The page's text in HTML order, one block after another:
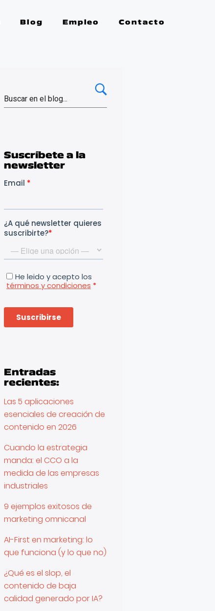
Blog Empleo Contacto
Suscríbete a la
newsletter
Entradas
recientes:
Las 5 aplicaciones
esenciales de creación de
contenido en 2026
Cuando la estrategia
manda: el CCO a la
medida de las empresas
industriales
9 ejemplos exitosos de
marketing omnicanal
AI-First en marketing: lo
que funciona (y lo que no)
¿Qué es el slop, el
contenido de baja
calidad generado por IA?